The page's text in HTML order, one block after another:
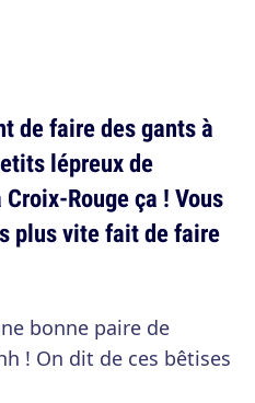
de faire des gants à
lépreux de
Rouge ça ! Vous
plus vite fait de faire
bonne paire de
! On dit de ces bêtises